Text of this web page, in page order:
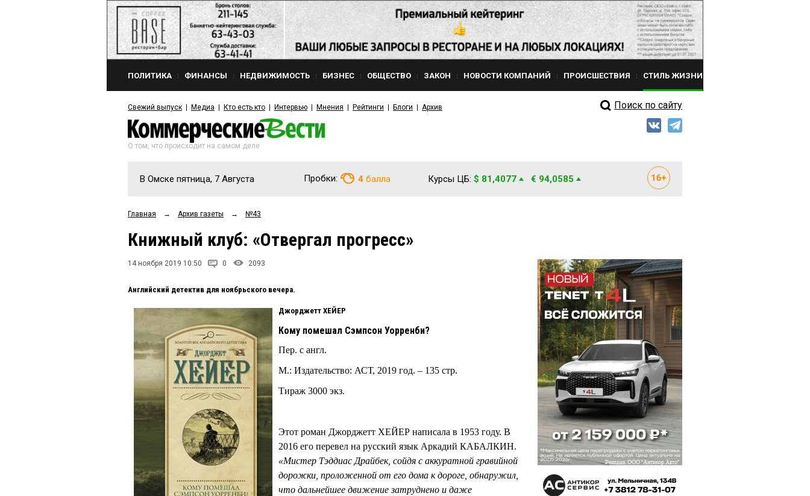
ПОЛИТИКА ФИНАНСЫ НЕДВИЖИМОСТЬ БИЗНЕС ОБЩЕСТВО ЗАКОН НОВОСТИ КОМПАНИЙ ПРОИСШЕСТВИЯ СТИЛЬ ЖИЗНИ
Свежий выпуск Медиа Кто есть кто Интервью Мнения Рейтинги Блоги Архив Поиск по сайту
О том, что происходит на самом деле
В Омске пятница, 7 Августа Пробки: 4 балла Курсы ЦБ: $ 81,4077 € 94,0585
Главная → Архив газеты → №43
Книжный клуб: «Отвергал прогресс»
14 ноября 2019 10:50 0 2093
Английский детектив для ноябрьского вечера.
Джорджетт ХЕЙЕР
Кому помешал Сэмпсон Уорренби?
Пер. с англ.
М.: Издательство: АСТ, 2019 год. – 135 стр.
Тираж 3000 экз.
Этот роман Джорджетт ХЕЙЕР написала в 1953 году. В
2016 его перевел на русский язык Аркадий КАБАЛКИН.
«Мистер Тэддиас Драйбек, сойдя с аккуратной гравийной
дорожки, проложенной от его дома к дороге, обнаружил,
что дальнейшее движение затруднено и даже